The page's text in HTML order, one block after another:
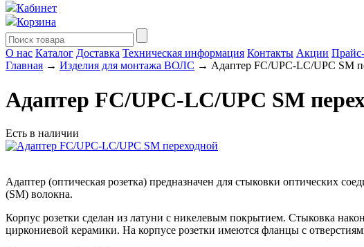
Кабинет
Корзина
О нас Каталог Доставка Техническая информация Контакты Акции
Главная → Изделия для монтажа ВОЛС → Адаптер FC/UPC-LC/UPC SM
Адаптер FC/UPC-LC/UPC SM
Есть в наличии
Адаптер (оптическая розетка) предназначен для стыковки оптических
(SM) волокна.
Корпус розетки сделан из латуни с никелевым покрытием. Стыковка
циркониевой керамики. На корпусе розетки имеются фланцы с